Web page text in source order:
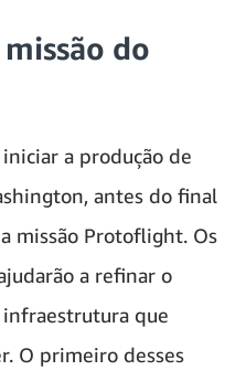
do
a produção de
antes do final
missão Protoflight. Os
a refinar o
que
O primeiro desses